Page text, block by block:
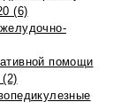
(6)
помощи